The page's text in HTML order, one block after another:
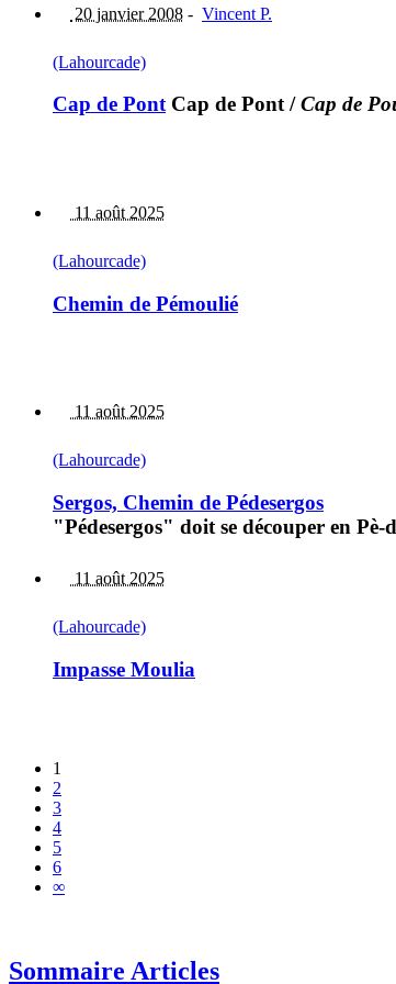
20 janvier 2008 - Vincent P.
(Lahourcade)
Cap de PontCap de Pont/Cap de
11 août 2025
(Lahourcade)
Chemin de Pémoulié
11 août 2025
(Lahourcade)
Sergos, Chemin de Pédesergos
"Pédesergos" doit se découper en Pè-
11 août 2025
(Lahourcade)
Impasse Moulia
1
2
3
4
5
6
∞
Sommaire Articles